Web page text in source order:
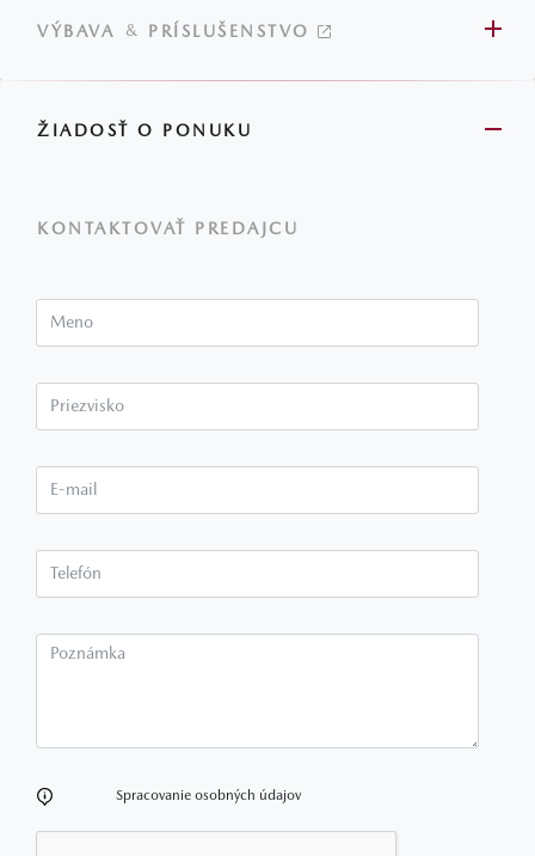
VÝBAVA & PRÍSLUŠENSTVO
ŽIADOSŤ O PONUKU
KONTAKTOVAŤ PREDAJCU
Spracovanie osobných údajov